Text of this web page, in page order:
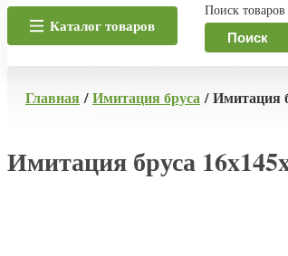
Каталог товаров
Поиск товаров
Поиск
Главная/Имитация бруса/ Имитация
Имитация бруса